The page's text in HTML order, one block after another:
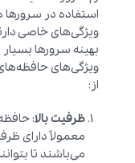
استفاده در سرورها
ویژگی‌های خاصی
بهینه سرورها
از:
ظرفیت بالا
معمولاً دارای
می‌باشند تا